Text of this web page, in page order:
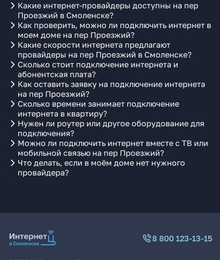
Какие интернет-провайдеры доступны на пер
Проезжий в Смоленске?
Как проверить, можно ли подключить интернет в
моем доме на пер Проезжий?
Какие скорости интернета предлагают
провайдеры на пер Проезжий в Смоленске?
Сколько стоит подключение интернета и
абонентская плата?
Как оставить заявку на подключение интернета
на пер Проезжий?
Сколько времени занимает подключение
интернета в квартиру?
Нужен ли роутер или другое оборудование для
подключения?
Можно ли подключить интернет вместе с ТВ или
мобильной связью на пер Проезжий?
Что делать, если в моём доме нет нужного
провайдера?
8 800 123-13-15